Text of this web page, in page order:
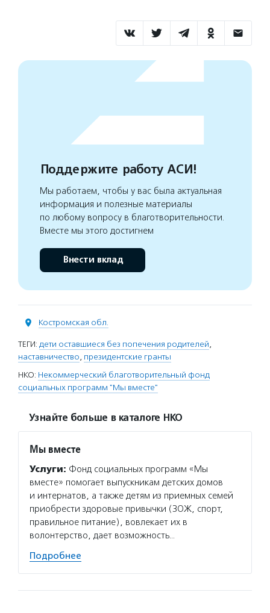
Поддержите работу АСИ!
Мы работаем, чтобы у вас была актуальная
информация и полезные материалы
по любому вопросу в благотворительности.
Вместе мы этого достигнем
Внести вклад
Костромская обл.
ТЕГИ: дети оставшиеся без попечения родителей,
наставничество, президентские гранты
НКО: Некоммерческий благотворительный фонд
социальных программ "Мы вместе"
Узнайте больше в каталоге НКО
Мы вместе
Услуги: Фонд социальных программ «Мы
вместе» помогает выпускникам детских домов
и интернатов, а также детям из приемных семей
приобрести здоровые привычки (ЗОЖ, спорт,
правильное питание), вовлекает их в
волонтерство, дает возможность…
Подробнее